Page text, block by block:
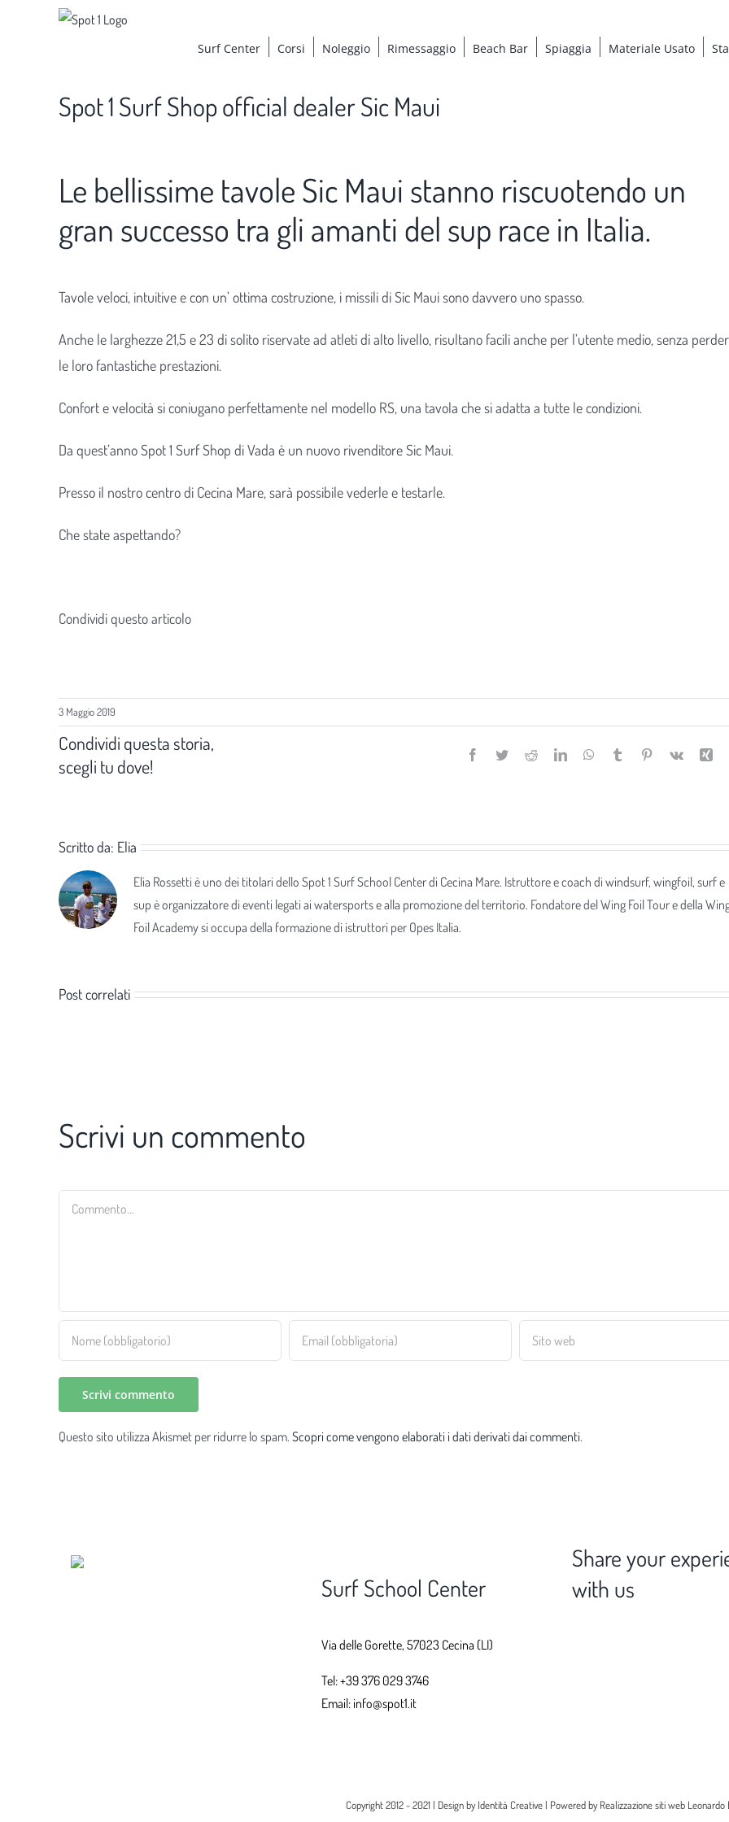
Surf Center Corsi Noleggio Rimessaggio Beach Bar Spiaggia Materiale Usato
Spot 1 Surf Shop official dealer Sic Maui
immagine
Le bellissime tavole Sic Maui stanno riscuotendo un
gran successo tra gli amanti del sup race in Italia.
Tavole veloci, intuitive e con un’ ottima costruzione, i missili di Sic Maui sono davvero uno spasso.
Anche le larghezze 21,5 e 23 di solito riservate ad atleti di alto livello, risultano facili anche per l’utente medio, senza
le loro fantastiche prestazioni.
Confort e velocità si coniugano perfettamente nel modello RS, una tavola che si adatta a tutte le condizioni.
Da quest’anno Spot 1 Surf Shop di Vada è un nuovo rivenditore Sic Maui.
Presso il nostro centro di Cecina Mare, sarà possibile vederle e testarle.
Che state aspettando?
Condividi questo articolo
3 Maggio 2019
Condividi questa storia,
scegli tu dove!
Facebook
TwitterRedditLinkedInWhatsApp
Tumblr Pinterest
Vk
Scritto da: Elia
Elia Rossetti è uno dei titolari dello Spot 1 Surf School Center di Cecina Mare. Istruttore e coach di windsurf, wingfoil, surf e
sup è organizzatore di eventi legati ai watersports e alla promozione del territorio. Fondatore del Wing Foil Tour e della
Foil Academy si occupa della formazione di istruttori per Opes Italia.
Post correlati
Scrivi un commento
Commento
Questo sito utilizza Akismet per ridurre lo spam. Scopri come vengono elaborati i dati derivati dai commenti.
Surf School Center
Via delle Gorette, 57023 Cecina (LI)
Tel:+39 376 029 3746
Email: info@spot1.it
Share your
with us
Copyright 2012 - 2021 | Design byIdentità Creative | Powered byRealizzazione siti web Leonardo